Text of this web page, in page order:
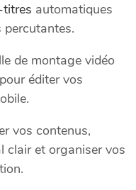
automatiques
de montage vidéo
éditer vos
vos contenus,
clair et organiser vos